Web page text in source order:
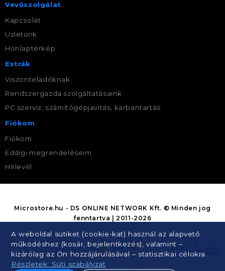
Vevőszolgálat
Kapcsolat
Üzletünk
Honlaptérkép
Extrák
Viszonteladóknak
Rendszergazda szolgáltatásaink
PC szerviz, számítógépjavítás, karbantartás
Fiókom
Fiókom
Eddigi megrendeléseim
Hírlevél
A weboldal sütiket (cookie-kat) használ az alapvető
működéshez (kosár, bejelentkezés), valamint –
kizárólag az Ön hozzájárulásával – statisztikai célokra.
Részletek: Süti szabályzat
Microstore.hu - DS ONLINE NETWORK Kft. © Minden jog
fenntartva | 2011-2026